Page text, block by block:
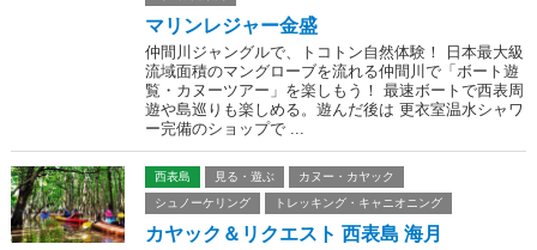
マリンレジャー金盛
仲間川ジャングルで、トコトン自然体験！ 日本最大級
流域面積のマングローブを流れる仲間川で「ボート遊
覧・カヌーツアー」を楽しもう！ 最速ボートで西表周
遊や島巡りも楽しめる。遊んだ後は 更衣室温水シャワ
ー完備のショップで ...
西表島 見る・遊ぶ
カヌー・カヤック
シュノーケリング
トレッキング・キャニオニング
カヤック＆リクエスト 西表島 海月